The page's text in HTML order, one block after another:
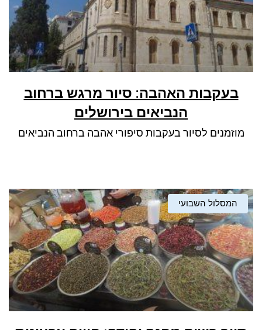
בעקבות האהבה: סיור מרגש ברחוב
הנביאים בירושלים
מוזמנים לסיור בעקבות סיפורי אהבה ברחוב הנביאים
המסלול השבועי